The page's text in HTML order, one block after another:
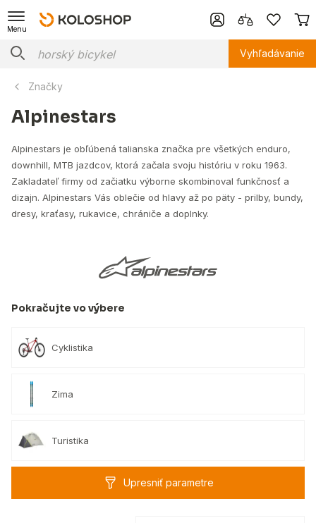
Menu
Vyhľadávanie
Značky
Alpinestars
Alpinestars je obľúbená talianska značka pre všetkých enduro,
downhill, MTB jazdcov, ktorá začala svoju históriu v roku 1963.
Zakladateľ firmy od začiatku výborne skombinoval funkčnosť a
dizajn. Alpinestars Vás oblečie od hlavy až po päty - prilby, bundy,
dresy, kraťasy, rukavice, chrániče a doplnky.
Pokračujte vo výbere
Cyklistika
Zima
Turistika
Upresniť parametre